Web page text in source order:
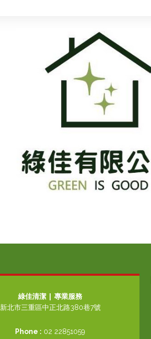
綠佳清潔 | 專業服務
新北市三重區中正北路380巷7號
Phone : 02 22851059